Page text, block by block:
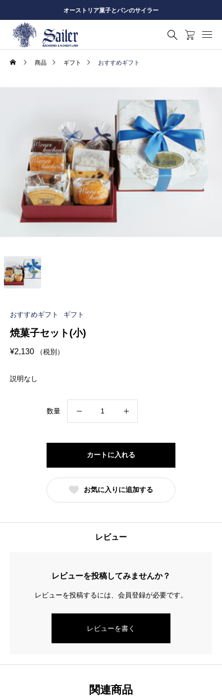
オーストリア菓子とパンのサイラー
商品 ギフト おすすめギフト
おすすめギフト ギフト
焼菓子セット(小)
¥2,130 （税別）
説明なし
数量
ト
(小)
個
カートに入れる
お気に入りに追加する
レビュー
レビューを投稿してみませんか？
レビューを投稿するには、会員登録が必要です。
レビューを書く
関連商品